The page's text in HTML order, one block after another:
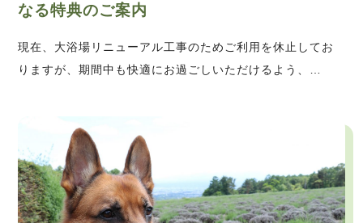
なる特典のご案内
現在、大浴場リニューアル工事のためご利用を休止してお
りますが、期間中も快適にお過ごしいただけるよう、…